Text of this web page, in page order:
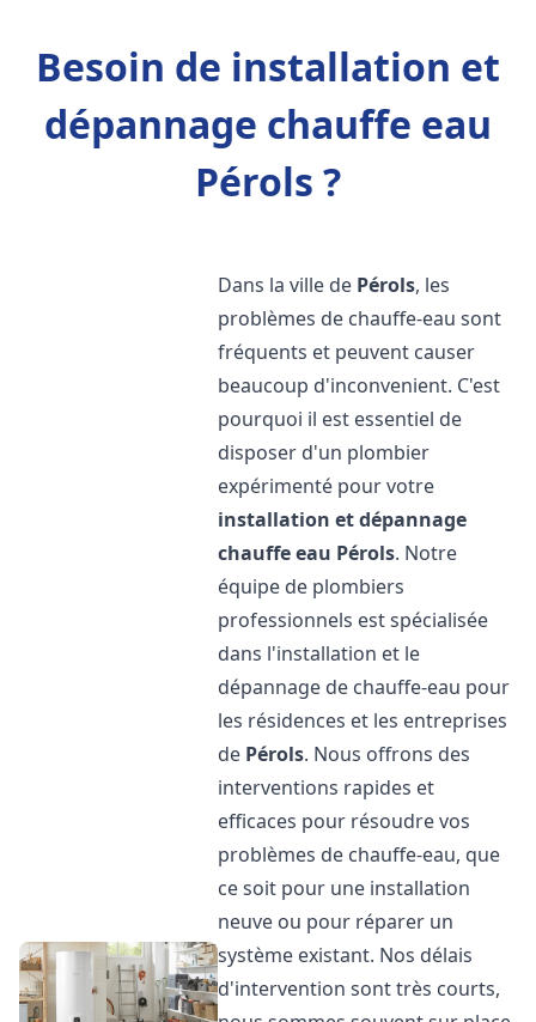
Besoin de installation et
dépannage chauffe eau
Pérols ?
Dans la ville de Pérols, les
problèmes de chauffe-eau sont
fréquents et peuvent causer
beaucoup d'inconvenient. C'est
pourquoi il est essentiel de
disposer d'un plombier
expérimenté pour votre
installation et dépannage
chauffe eau Pérols. Notre
équipe de plombiers
professionnels est spécialisée
dans l'installation et le
dépannage de chauffe-eau pour
les résidences et les entreprises
de Pérols. Nous offrons des
interventions rapides et
efficaces pour résoudre vos
problèmes de chauffe-eau, que
ce soit pour une installation
neuve ou pour réparer un
système existant. Nos délais
d'intervention sont très courts,